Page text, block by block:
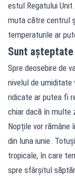
estul Regatului
muta către centrul
temperaturile ar
Sunt
Spre deosebire de
nivelul de
ridicate ar putea fi
chiar dacă în multe
Nopțile vor rămâne
din luna iunie.
tropicale, în care
spre sfârșitul